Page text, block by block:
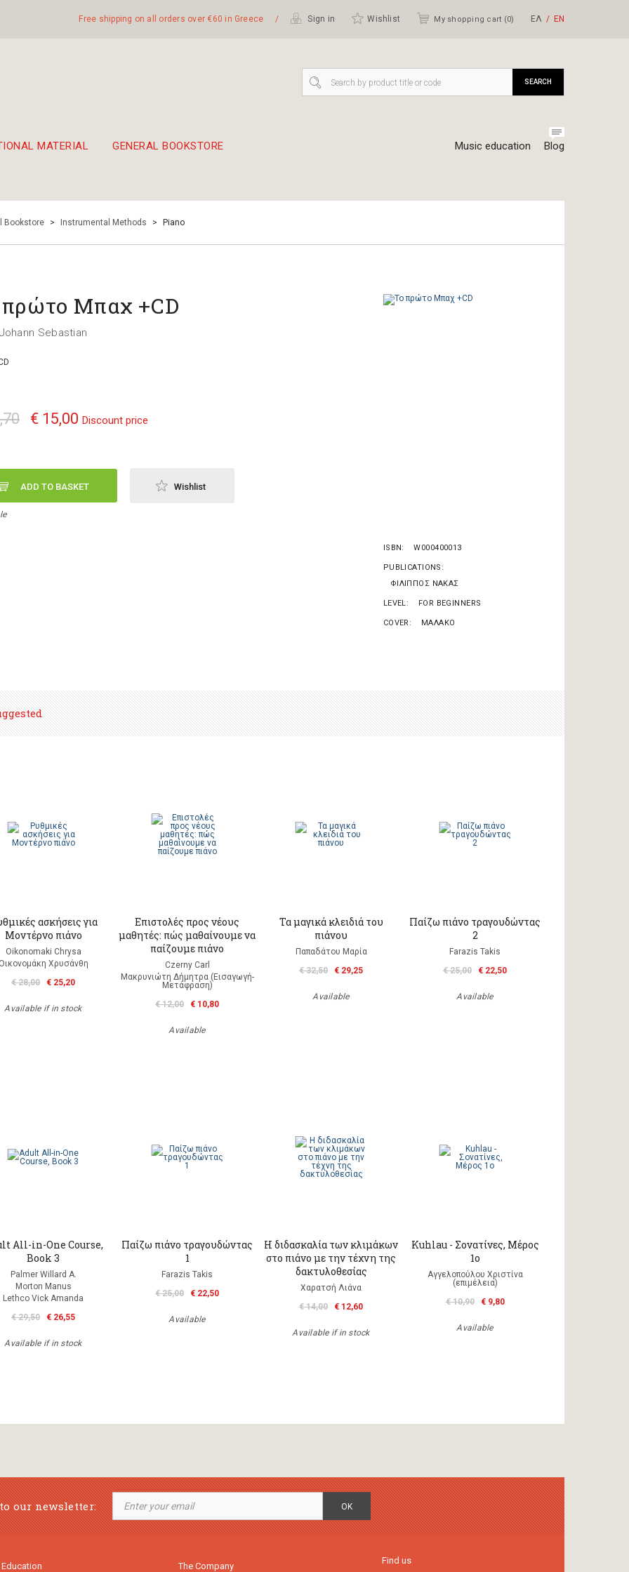
Free shipping on all orders over €60 in Greece / Sign in Wishlist My shopping cart (0) ΕΛ ΕΝ
MATERIAL GENERAL BOOKSTORE Music education Blog
SEARCH
Bookstore > Instrumental Methods > Piano
Μπαχ +CD
Sebastian
€ 15,00 Discount price
ADD TO BASKET Wishlist
ISBN W000400013
PUBLICATIONS
ΦΙΛΙΠΠΟΣ ΝΑΚΑΣ
LEVEL FOR BEGINNERS
COVER ΜΑΛΑΚΟ
ασκήσεις για
Mοντέρνο πιάνο
Oikonomaki Chrysa
Χρυσάνθη
€ 28,00
€ 25,20
Available if in stock
Επιστολές προς νέους
μαθητές: πώς μαθαίνουμε να
παίζουμε πιάνο
Czerny Carl
Μακρυνιώτη Δήμητρα (Εισαγωγή-
Μετάφραση)
€ 12,00
€ 10,80
Available
Τα μαγικά κλειδιά του
πιάνου
Παπαδάτου Μαρία
€ 32,50
€ 29,25
Available
Παίζω πιάνο τραγουδώντας
2
Farazis Takis
€ 25,00
€ 22,50
Available
All-in-One Course,
Book 3
Palmer Willard A.
Morton Manus
Lethco Vick Amanda
€ 29,50
€ 26,55
Available if in stock
Παίζω πιάνο τραγουδώντας
1
Farazis Takis
€ 25,00
€ 22,50
Available
Η διδασκαλία των κλιμάκων
στο πιάνο με την τέχνη της
δακτυλοθεσίας
Χαρατσή Λιάνα
€ 14,00
€ 12,60
Available if in stock
Kuhlau - Σονατίνες, Μέρος
1ο
Αγγελοπούλου Χριστίνα
(επιμέλεια)
€ 10,90
€ 9,80
Available
our newsletter: OK
The Company
Find us